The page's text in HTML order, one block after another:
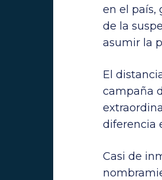
en el país,
de la
asumir la
El
campaña
diferencia
Casi de